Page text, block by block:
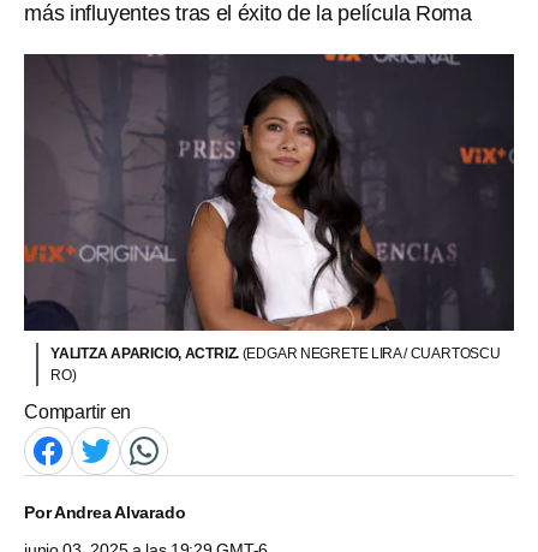
más influyentes tras el éxito de la película Roma
YALITZA APARICIO, ACTRIZ. (EDGAR NEGRETE LIRA / CUARTOSCU
RO)
Compartir en
PorAndrea Alvarado